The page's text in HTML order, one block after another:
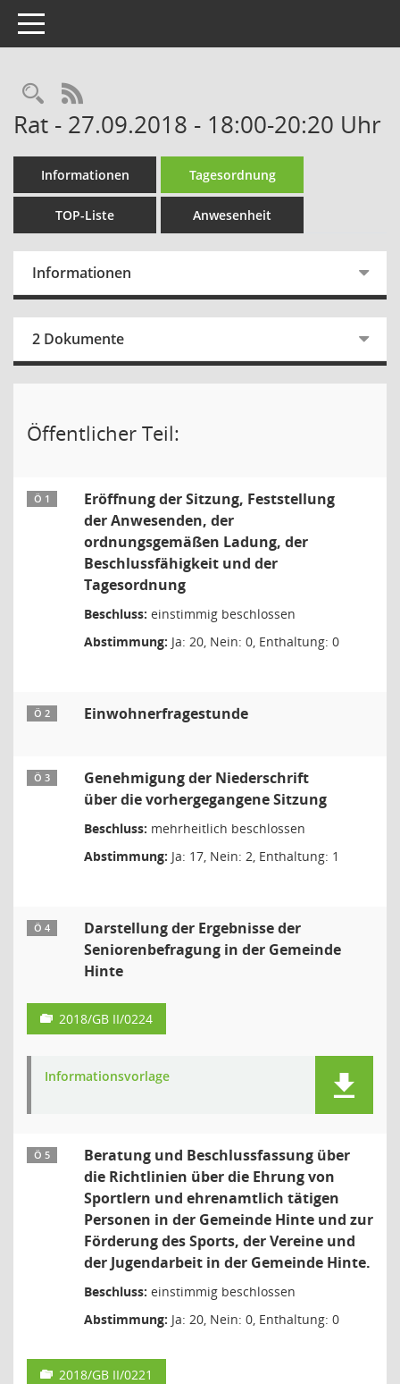
Toggle navigation
Rechercheauswahl
RSS-Feed
Rat - 27.09.2018 - 18:00-20:20 Uhr
Informationen Tagesordnung
TOP-Liste Anwesenheit
Informationen
2 Dokumente
Öffentlicher Teil:
Ö 1
Eröffnung der Sitzung, Feststellung
der Anwesenden, der
ordnungsgemäßen Ladung, der
Beschlussfähigkeit und der
Tagesordnung
Beschluss: einstimmig beschlossen
Abstimmung: Ja: 20, Nein: 0, Enthaltung: 0
Ö 2 Einwohnerfragestunde
Ö 3
Genehmigung der Niederschrift
über die vorhergegangene Sitzung
Beschluss: mehrheitlich beschlossen
Abstimmung: Ja: 17, Nein: 2, Enthaltung: 1
Ö 4
Darstellung der Ergebnisse der
Seniorenbefragung in der Gemeinde
Hinte
2018/GB II/0224
Informationsvorlage
Ö 5
Beratung und Beschlussfassung über
die Richtlinien über die Ehrung von
Sportlern und ehrenamtlich tätigen
Personen in der Gemeinde Hinte und zur
Förderung des Sports, der Vereine und
der Jugendarbeit in der Gemeinde Hinte.
Beschluss: einstimmig beschlossen
Abstimmung: Ja: 20, Nein: 0, Enthaltung: 0
2018/GB II/0221